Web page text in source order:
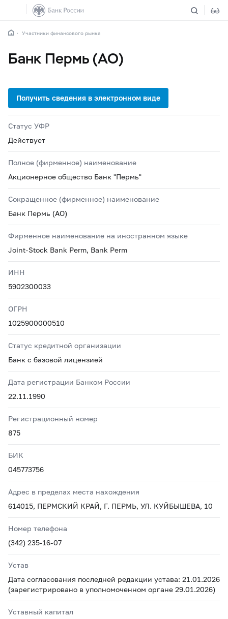
Участники финансового рынка
Банк Пермь (АО)
Статус УФР
Действует
Полное (фирменное) наименование
Акционерное общество Банк "Пермь"
Сокращенное (фирменное) наименование
Банк Пермь (АО)
Фирменное наименование на иностранном языке
Joint-Stock Bank Perm, Bank Perm
ИНН
5902300033
ОГРН
1025900000510
Статус кредитной организации
Банк с базовой лицензией
Дата регистрации Банком России
22.11.1990
Регистрационный номер
875
БИК
045773756
Адрес в пределах места нахождения
614015, ПЕРМСКИЙ КРАЙ, Г. ПЕРМЬ, УЛ. КУЙБЫШЕВА, 10
Номер телефона
(342) 235-16-07
Устав
Дата согласования последней редакции устава: 21.01.2026
(зарегистрировано в уполномоченном органе 29.01.2026)
Уставный капитал